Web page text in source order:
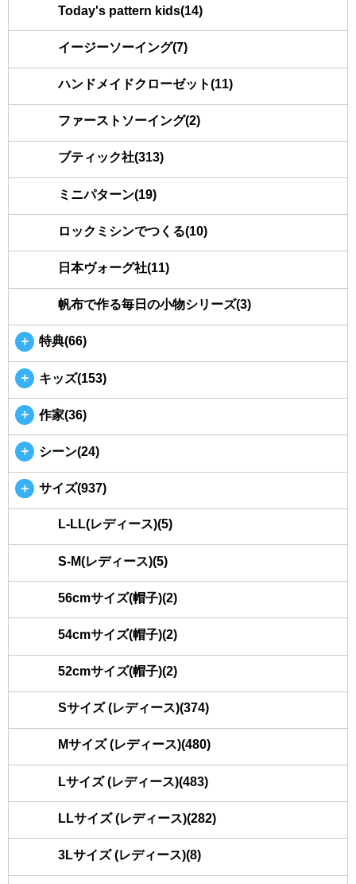
Today's pattern kids(14)
イージーソーイング(7)
ハンドメイドクローゼット(11)
ファーストソーイング(2)
ブティック社(313)
ミニパターン(19)
ロックミシンでつくる(10)
日本ヴォーグ社(11)
帆布で作る毎日の小物シリーズ(3)
＋ 特典(66)
＋ キッズ(153)
＋ 作家(36)
＋ シーン(24)
＋ サイズ(937)
L-LL(レディース)(5)
S-M(レディース)(5)
56cmサイズ(帽子)(2)
54cmサイズ(帽子)(2)
52cmサイズ(帽子)(2)
Sサイズ (レディース)(374)
Mサイズ (レディース)(480)
Lサイズ (レディース)(483)
LLサイズ (レディース)(282)
3Lサイズ (レディース)(8)